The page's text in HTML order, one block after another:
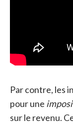
Par contre, les
pour une
sur le revenu.